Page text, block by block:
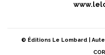
© Éditions Le Lombard |